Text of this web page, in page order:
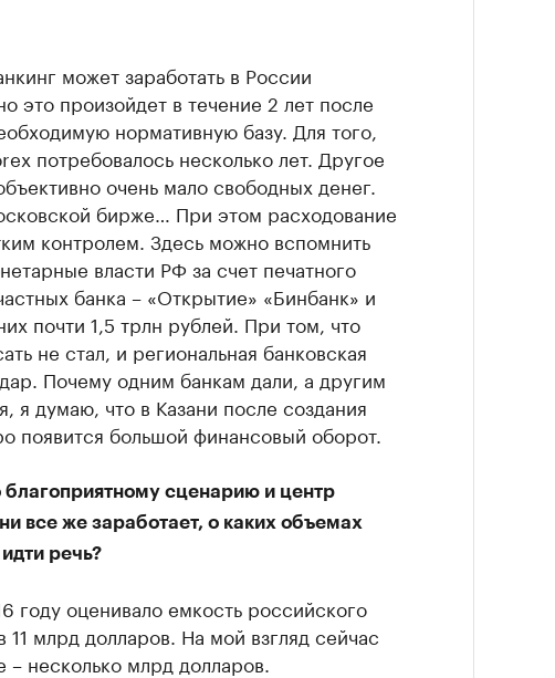
может заработать в России
это произойдет в течение 2 лет после
нормативную базу. Для того,
потребовалось несколько лет. Другое
очень мало свободных денег.
бирже… При этом расходование
контролем. Здесь можно вспомнить
власти РФ за счет печатного
банка – «Открытие» «Бинбанк» и
почти 1,5 трлн рублей. При том, что
не стал, и региональная банковская
Почему одним банкам дали, а другим
я думаю, что в Казани после создания
появится большой финансовый оборот.
благоприятному сценарию и центр
все же заработает, о каких объемах
речь?
году оценивало емкость российского
млрд долларов. На мой взгляд сейчас
несколько млрд долларов.